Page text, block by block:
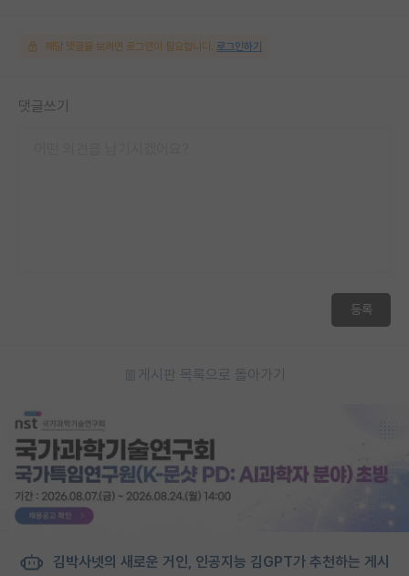
해당 댓글을 보려면 로그인이 필요합니다. 로그인하기
댓글쓰기
등록
게시판 목록으로 돌아가기
김박사넷의 새로운 거인, 인공지능 김GPT가 추천하는 게시